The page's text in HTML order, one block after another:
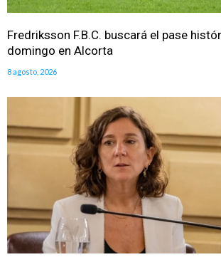
Fredriksson F.B.C. buscará el pase
domingo en Alcorta
8 agosto, 2026